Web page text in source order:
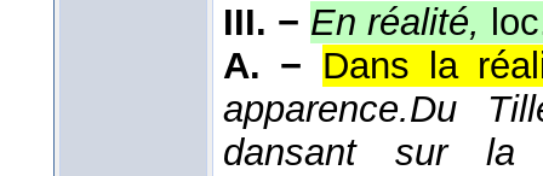
III. − En réalité,
A. − Dans la
apparence.Du
dansant sur la